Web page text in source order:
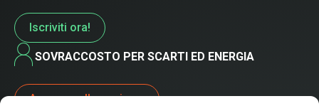
Iscriviti ora!
SOVRACCOSTO PER SCARTI ED ENERGIA
Accesso alla pagina >